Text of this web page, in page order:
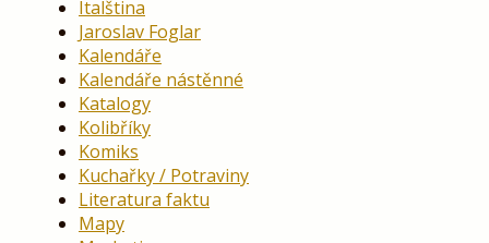
Italština
Jaroslav Foglar
Kalendáře
Kalendáře nástěnné
Katalogy
Kolibříky
Komiks
Kuchařky / Potraviny
Literatura faktu
Mapy